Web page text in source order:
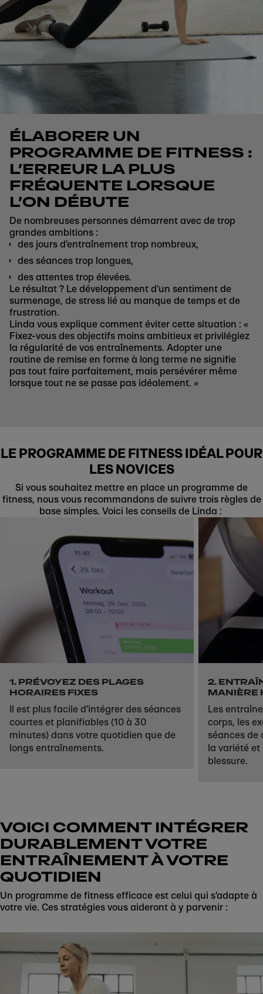
ÉLABORER UN
PROGRAMME DE FITNESS :
L’ERREUR LA PLUS
FRÉQUENTE LORSQUE
L’ON DÉBUTE
De nombreuses personnes démarrent avec de trop
grandes ambitions :
des jours d’entraînement trop nombreux,
des séances trop longues,
des attentes trop élevées.
Le résultat ? Le développement d’un sentiment de
surmenage, de stress lié au manque de temps et de
frustration.
Linda vous explique comment éviter cette situation : «
Fixez-vous des objectifs moins ambitieux et privilégiez
la régularité de vos entraînements. Adopter une
routine de remise en forme à long terme ne signifie
pas tout faire parfaitement, mais persévérer même
lorsque tout ne se passe pas idéalement. »
LE PROGRAMME DE FITNESS IDÉAL POUR
LES NOVICES
Si vous souhaitez mettre en place un programme de
fitness, nous vous recommandons de suivre trois règles de
base simples. Voici les conseils de Linda :
Skip to next section
1. PRÉVOYEZ DES PLAGES
HORAIRES FIXES
Il est plus facile d’intégrer des séances
courtes et planifiables (10 à 30
minutes) dans votre quotidien que de
longs entraînements.
2.
MANIÈRE
Les
corps, les
séances de
la variété et
blessure.
VOICI COMMENT INTÉGRER
DURABLEMENT VOTRE
ENTRAÎNEMENT À VOTRE
QUOTIDIEN
Un programme de fitness efficace est celui qui s’adapte à
votre vie. Ces stratégies vous aideront à y parvenir :